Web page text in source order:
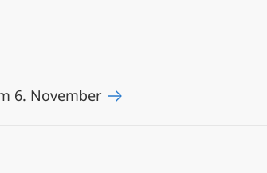
6. November